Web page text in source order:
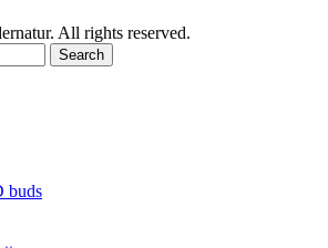
All rights reserved.
Search
buds